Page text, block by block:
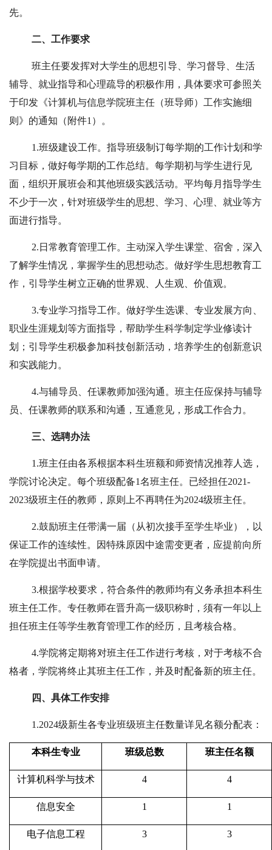
先。
二、工作要求
班主任要发挥对大学生的思想引导、学习督导、生活
辅导、就业指导和心理疏导的积极作用，具体要求可参照关
于印发《计算机与信息学院班主任（班导师）工作实施细
则》的通知（附件1 ）。
1.班级建设工作。指导班级制订每学期的工作计划和学
习目标，做好每学期的工作总结。每学期初与学生进行见
面，组织开展班会和其他班级实践活动。平均每月指导学生
不少于一次，针对班级学生的思想、学习、心理、就业等方
面进行指导。
2. 日常教育管理工作。主动深入学生课堂、宿舍，深入
了解学生情况，掌握学生的思想动态。做好学生思想教育工
作，引导学生树立正确的世界观、人生观、价值观。
3.专业学习指导工作。做好学生选课、专业发展方向、
职业生涯规划等方面指导，帮助学生科学制定学业修读计
划；引导学生积极参加科技创新活动，培养学生的创新意识
和实践能力。
4.与辅导员、任课教师加强沟通。班主任应保持与辅导
员、任课教师的联系和沟通，互通意见，形成工作合力。
三、选聘办法
1.班主任由各系根据本科生班额和师资情况推荐人选，
学院讨论决定。每个班级配备1名班主任。已经担任2021-
2023级班主任的教师，原则上不再聘任为2024级班主任。
2.鼓励班主任带满一届（从初次接手至学生毕业），以
保证工作的连续性。因特殊原因中途需变更者，应提前向所
在学院提出书面申请。
3.根据学校要求，符合条件的教师均有义务承担本科生
班主任工作。专任教师在晋升高一级职称时，须有一年以上
担任班主任等学生教育管理工作的经历，且考核合格。
4.学院将定期将对班主任工作进行考核，对于考核不合
格者，学院将终止其班主任工作，并及时配备新的班主任。
四、具体工作安排
1.2024级新生各专业班级班主任数量详见名额分配表：
本科生专业 班级总数 班主任名额
计算机科学与技术 4 4
信息安全 1 1
电子信息工程 3 3